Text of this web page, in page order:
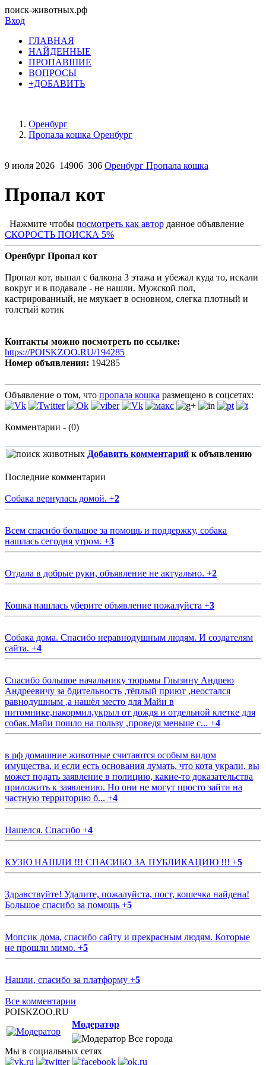
поиск-животных.рф
Вход
ГЛАВНАЯ
НАЙДЕННЫЕ
ПРОПАВШИЕ
ВОПРОСЫ
+ДОБАВИТЬ
Оренбург
Пропала кошка Оренбург
9 июля 2026 14906 306 Оренбург Пропала кошка
Пропал кот
Нажмите чтобы посмотреть как автор данное объявление
СКОРОСТЬ ПОИСКА 5%
Оренбург Пропал кот
Пропал кот, выпал с балкона 3 этажа и убежал куда то, искали
вокруг и в подавале - не нашли. Мужской пол,
кастрированный, не мяукает в основном, слегка плотный и
толстый котик
Контакты можно посмотреть по ссылке:
https://POISKZOO.RU/194285
Номер объявления: 194285
Объявление о том, что пропала кошка размещено в соцсетях:
Комментарии - (0)
Добавить комментарий к объявлению
Последние комментарии
Собака вернулась домой. +2
Всем спасибо большое за помощь и поддержку, собака
нашлась сегодня утром. +3
Отдала в добрые руки, объявление не актуально. +2
Кошка нашлась уберите объявление пожалуйста +3
Собака дома. Спасибо неравнодушным людям. И создателям
сайта. +4
Спасибо большое начальнику тюрьмы Глызину Андрею
Андреевичу за бдительность ,тёплый приют ,неостался
равнодушным ,а нашёл место для Майи в
питомнике,накормил,укрыл от дождя и отдельной клетке для
собак.Майи пошло на пользу ,проведя меньше с... +4
в рф домашние животные считаются особым видом
имущества, и если есть основания думать, что кота украли, вы
может подать заявление в полицию, какие-то доказательства
приложить к заявлению. Но они не могут просто зайти на
частную территорию б... +4
Нашелся. Спасибо +4
КУЗЮ НАШЛИ !!! СПАСИБО ЗА ПУБЛИКАЦИЮ !!! +5
Здравствуйте! Удалите, пожалуйста, пост, кошечка найдена!
Большое спасибо за помощь +5
Мопсик дома, спасибо сайту и прекрасным людям. Которые
не прошли мимо. +5
Нашли, спасибо за платформу +5
Все комментарии
POISKZOO.RU
Модератор
Все города
Мы в социальных сетях